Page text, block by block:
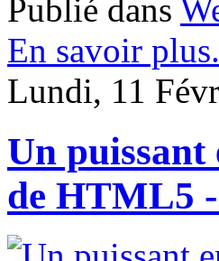
Publié dans
En savoir
Lundi, 11
Un puissant
de HTML5